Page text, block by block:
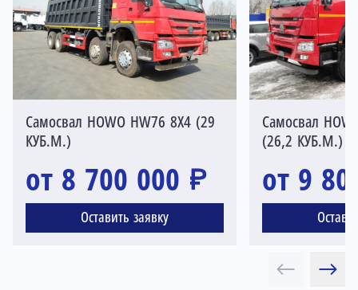
Самосвал HOWO HW76 8X4 (29
КУБ.М.)
от 8 700 000 ₽
Оставить заявку
Самосвал
(26,2 КУБ.М.)
от 9